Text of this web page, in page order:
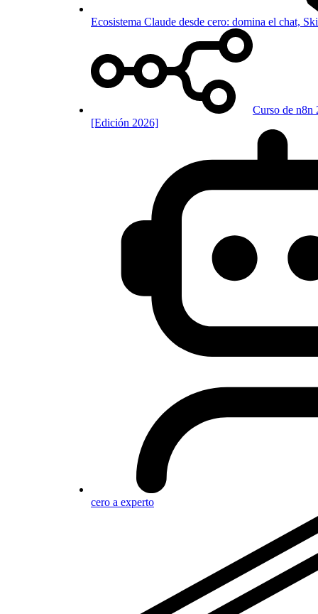
Ecosistema Claude desde cero: domina el chat,
Curso de n8n
[Edición 2026]
cero a experto